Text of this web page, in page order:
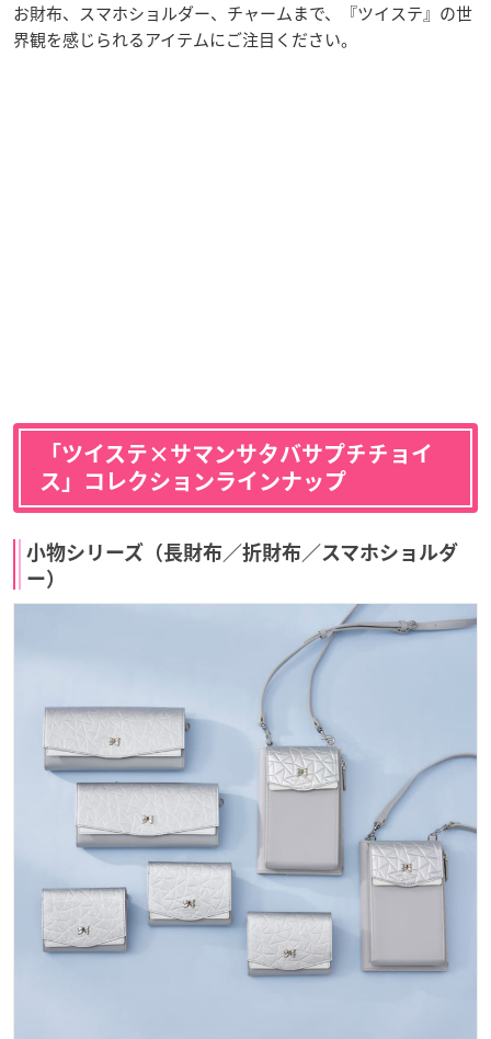
お財布、スマホショルダー、チャームまで、『ツイステ』の世
界観を感じられるアイテムにご注目ください。
「ツイステ×サマンサタバサプチチョイ
ス」コレクションラインナップ
小物シリーズ（長財布／折財布／スマホショルダ
ー）